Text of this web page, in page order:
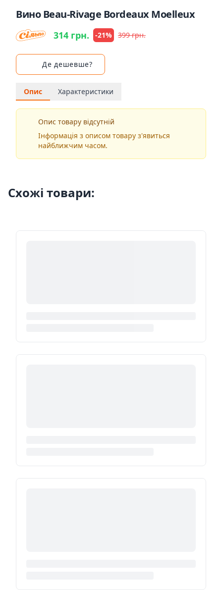
Вино Beau-Rivage Bordeaux Moelleux
314 грн. -21% 399 грн.
Де дешевше?
Опис Характеристики
Опис товару відсутній
Інформація з описом товару з'явиться
найближчим часом.
Схожі товари: